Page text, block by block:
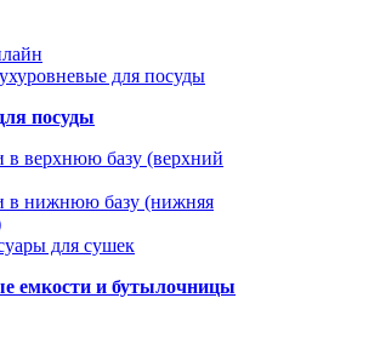
посуды
верхнюю базу (верхний
в нижнюю базу (нижняя
для сушек
емкости и бутылочницы